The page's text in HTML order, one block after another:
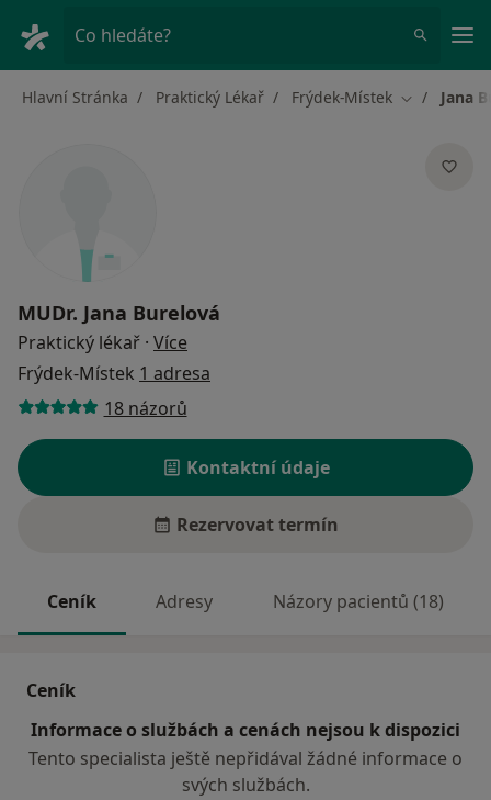
Co hledáte?
Hlavní Stránka Praktický Lékař Frýdek-Místek ZměnaJana
MUDr. Jana Burelová
Praktický lékař · Více
Frýdek-Místek 1 adresa
18 názorů
Kontaktní údaje
Rezervovat termín
Ceník Adresy Názory pacientů (18)
Ceník
Informace o službách a cenách nejsou k dispozici
Tento specialista ještě nepřidával žádné informace o
svých službách.